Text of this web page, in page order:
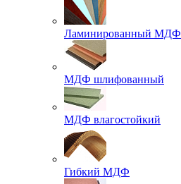
Ламинированный МДФ
МДФ шлифованный
МДФ влагостойкий
Гибкий МДФ